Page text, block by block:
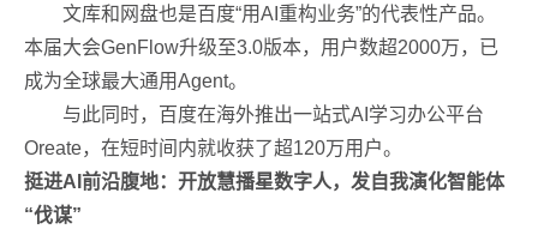
文库和网盘也是百度“用AI重构业务”的代表性产品。
本届大会GenFlow升级至3.0版本，用户数超2000万，已
成为全球最大通用Agent。
与此同时，百度在海外推出一站式AI学习办公平台
Oreate，在短时间内就收获了超120万用户。
挺进AI前沿腹地：开放慧播星数字人，发自我演化智能体
“伐谋”